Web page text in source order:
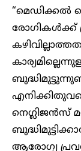
“മെഡിക്കൽ
രോഗികൾക്ക്
എനിക്കിതുവരെ
നെഗ്ലിജൻസ്
ആരോഗ്യ